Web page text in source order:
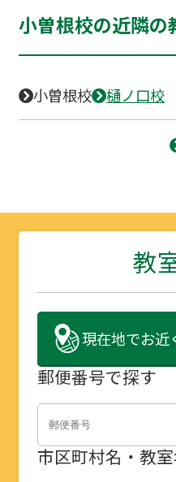
小曽根校の近隣の
小曽根校 樋ノ口校
教
現在地でお近
郵便番号で探す
市区町村名・教